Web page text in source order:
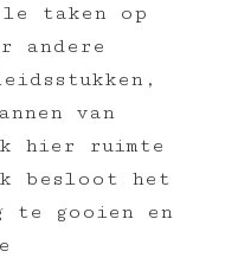
taken op
andere
van
hier ruimte
besloot het
te gooien en